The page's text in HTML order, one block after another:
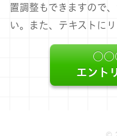
置調整もできますので
い。また、テキストに
エント